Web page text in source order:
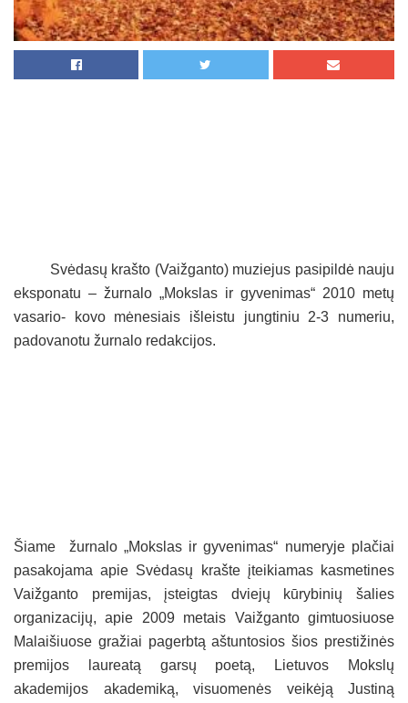
Svėdasų krašto (Vaižganto) muziejus pasipildė nauju
eksponatu – žurnalo „Mokslas ir gyvenimas“ 2010 metų
vasario- kovo mėnesiais išleistu jungtiniu 2-3 numeriu,
padovanotu žurnalo redakcijos.
Šiame žurnalo „Mokslas ir gyvenimas“ numeryje plačiai
pasakojama apie Svėdasų krašte įteikiamas kasmetines
Vaižganto premijas, įsteigtas dviejų kūrybinių šalies
organizacijų, apie 2009 metais Vaižganto gimtuosiuose
Malaišiuose gražiai pagerbtą aštuntosios šios prestižinės
premijos laureatą garsų poetą, Lietuvos Mokslų
akademijos akademiką, visuomenės veikėją Justiną